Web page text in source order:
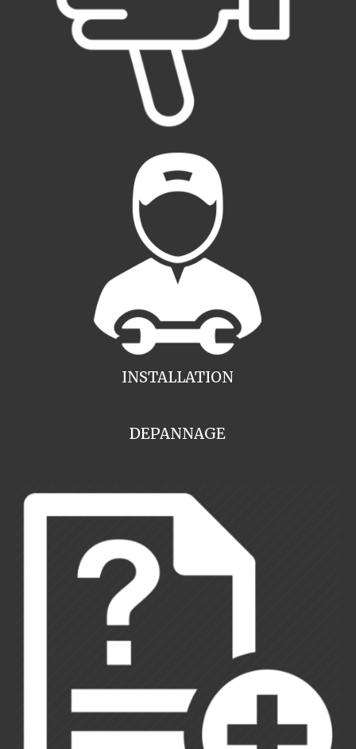
INSTALLATION
DEPANNAGE